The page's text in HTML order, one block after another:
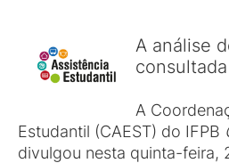
A análise
A
Estudantil (CAEST) do IFPB
divulgou nesta quinta-feira,